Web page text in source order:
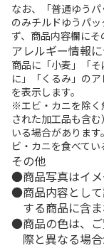
なお、「普通ゆう
のみチルドゆうパ
ず、商品内容欄にそ
アレルギー情報
商品に「小麦」「
に」「くるみ」の
を表示します。
※エビ・カニを除く
された加工品も含
いる場合がありま
ビ・カニを食べてい
その他
商品写真はイメ
商品内容とし
する商品に含
商品の色は、
際と異なる場合